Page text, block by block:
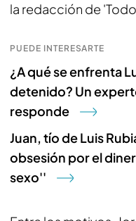
la redacción de
PUEDE INTERESARTE
¿A qué se enfrenta
detenido? Un
responde
Juan, tío de Luis
obsesión por el
sexo''